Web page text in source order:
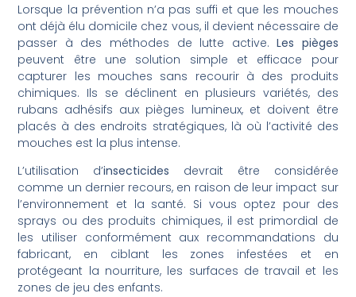
Lorsque la prévention n’a pas suffi et que les mouches
ont déjà élu domicile chez vous, il devient nécessaire de
passer à des méthodes de lutte active.Les pièges
peuvent être une solution simple et efficace pour
capturer les mouches sans recourir à des produits
chimiques. Ils se déclinent en plusieurs variétés, des
rubans adhésifs aux pièges lumineux, et doivent être
placés à des endroits stratégiques, là où l’activité des
mouches est la plus intense.
L’utilisation d’insecticides devrait être considérée
comme un dernier recours, en raison de leur impact sur
l’environnement et la santé. Si vous optez pour des
sprays ou des produits chimiques, il est primordial de
les utiliser conformément aux recommandations du
fabricant, en ciblant les zones infestées et en
protégeant la nourriture, les surfaces de travail et les
zones de jeu des enfants.